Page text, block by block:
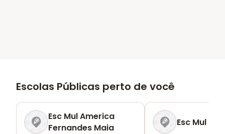
Escolas Públicas perto de você
Esc Mul America
Fernandes Maia
Esc Mul